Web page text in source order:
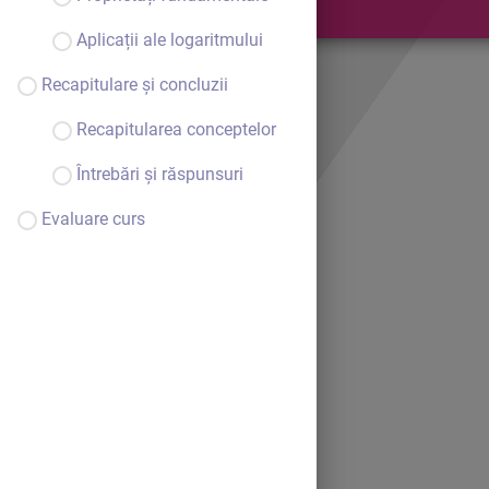
Aplicații ale logaritmului
Recapitulare și concluzii
Recapitularea conceptelor
Întrebări și răspunsuri
Evaluare curs